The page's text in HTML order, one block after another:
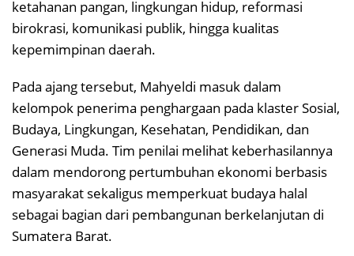
ketahanan pangan, lingkungan hidup, reformasi
birokrasi, komunikasi publik, hingga kualitas
kepemimpinan daerah.
Pada ajang tersebut, Mahyeldi masuk dalam
kelompok penerima penghargaan pada klaster Sosial,
Budaya, Lingkungan, Kesehatan, Pendidikan, dan
Generasi Muda. Tim penilai melihat keberhasilannya
dalam mendorong pertumbuhan ekonomi berbasis
masyarakat sekaligus memperkuat budaya halal
sebagai bagian dari pembangunan berkelanjutan di
Sumatera Barat.